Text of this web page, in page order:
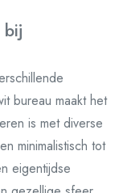
bij
bureau maakt het
is met diverse
minimalistisch tot
eigentijdse